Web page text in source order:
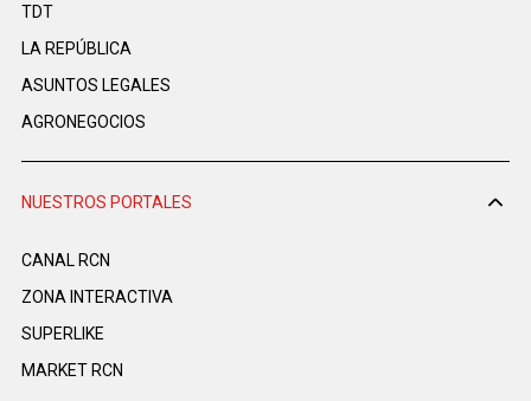
TDT
LA REPÚBLICA
ASUNTOS LEGALES
AGRONEGOCIOS
NUESTROS PORTALES
CANAL RCN
ZONA INTERACTIVA
SUPERLIKE
MARKET RCN